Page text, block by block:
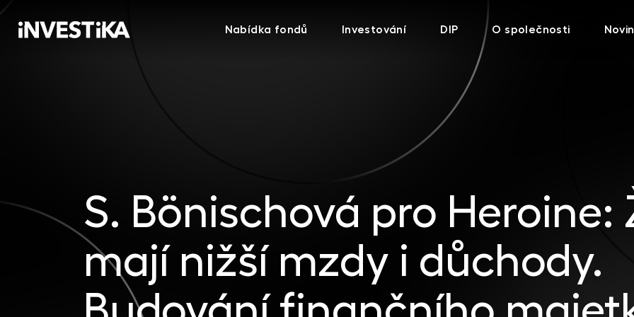
Nabídka fondů Investování DIP O společnosti
S. Bönischová pro Heroine:
mají nižší mzdy i důchody.